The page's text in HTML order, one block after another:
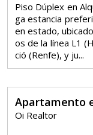
Piso Dúplex en
ga estancia
en estado,
os de la línea L1
ció (Renfe), y ju...
Apartamento
Oi Realtor